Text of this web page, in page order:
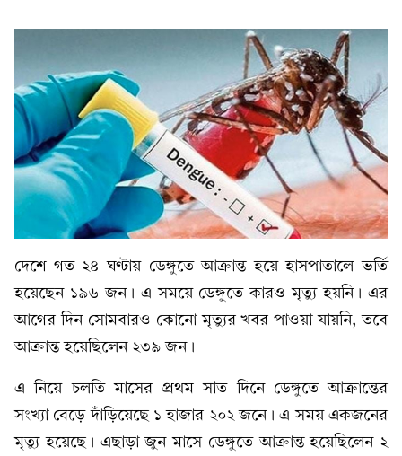
দেশে গত ২৪ ঘণ্টায় ডেঙ্গুতে আক্রান্ত হয়ে হাসপাতালে ভর্তি
হয়েছেন ১৯৬ জন। এ সময়ে ডেঙ্গুতে কারও মৃত্যু হয়নি। এর
আগের দিন সোমবারও কোনো মৃত্যুর খবর পাওয়া যায়নি, তবে
আক্রান্ত হয়েছিলেন ২৩৯ জন।
এ নিয়ে চলতি মাসের প্রথম সাত দিনে ডেঙ্গুতে আক্রান্তের
সংখ্যা বেড়ে দাঁড়িয়েছে ১ হাজার ২০২ জনে। এ সময় একজনের
মৃত্যু হয়েছে। এছাড়া জুন মাসে ডেঙ্গুতে আক্রান্ত হয়েছিলেন ২